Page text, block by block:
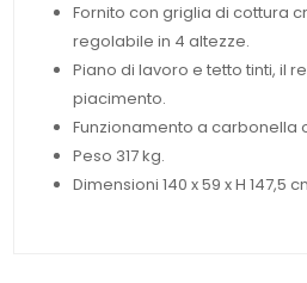
Fornito con griglia di cottura
regolabile in 4 altezze.
Piano di lavoro e tetto tinti, il
piacimento.
Funzionamento a carbonella
Peso 317 kg.
Dimensioni 140 x 59 x H 147,5